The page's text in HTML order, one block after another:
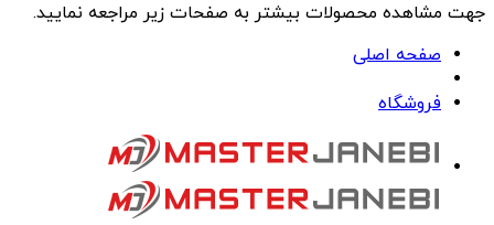
جهت مشاهده محصولات بیشتر به صفحات زیر مراجعه نمایید.
صفحه اصلی
فروشگاه